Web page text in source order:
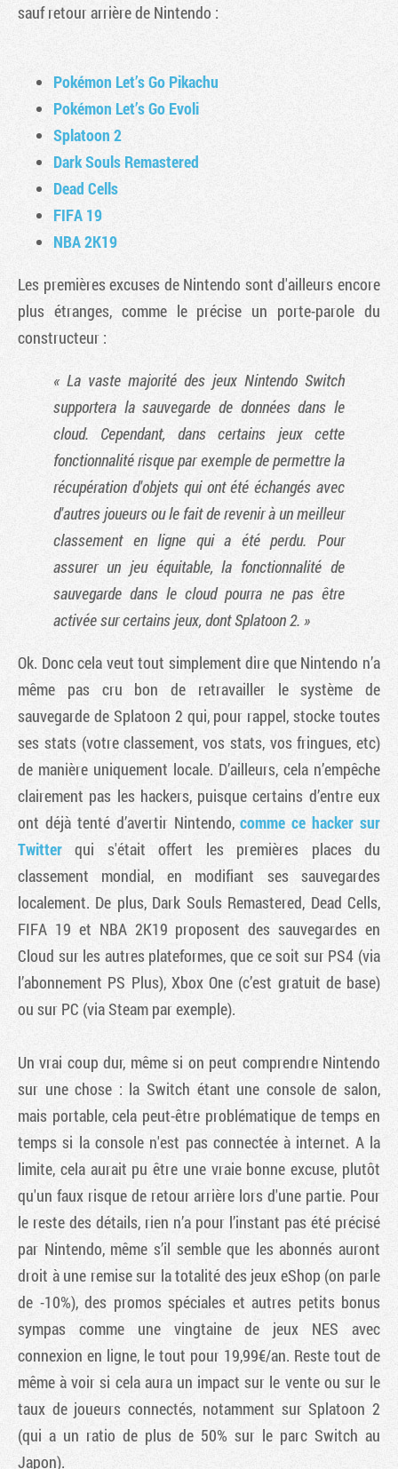
sauf retour arrière de Nintendo :
Pokémon Let’s Go Pikachu
Pokémon Let’s Go Evoli
Splatoon 2
Dark Souls Remastered
Dead Cells
FIFA 19
NBA 2K19
Les premières excuses de Nintendo sont d'ailleurs encore
plus étranges, comme le précise un porte-parole du
constructeur :
« La vaste majorité des jeux Nintendo Switch
supportera la sauvegarde de données dans le
cloud. Cependant, dans certains jeux cette
fonctionnalité risque par exemple de permettre la
récupération d'objets qui ont été échangés avec
d'autres joueurs ou le fait de revenir à un meilleur
classement en ligne qui a été perdu. Pour
assurer un jeu équitable, la fonctionnalité de
sauvegarde dans le cloud pourra ne pas être
activée sur certains jeux, dont Splatoon 2. »
Ok. Donc cela veut tout simplement dire que Nintendo n’a
même pas cru bon de retravailler le système de
sauvegarde de Splatoon 2 qui, pour rappel, stocke toutes
ses stats (votre classement, vos stats, vos fringues, etc)
de manière uniquement locale. D’ailleurs, cela n’empêche
clairement pas les hackers, puisque certains d’entre eux
ont déjà tenté d’avertir Nintendo,comme ce hacker sur
Twitter qui s'était offert les premières places du
classement mondial, en modifiant ses sauvegardes
localement. De plus, Dark Souls Remastered, Dead Cells,
FIFA 19 et NBA 2K19 proposent des sauvegardes en
Cloud sur les autres plateformes, que ce soit sur PS4 (via
l’abonnement PS Plus), Xbox One (c’est gratuit de base)
ou sur PC (via Steam par exemple).
Un vrai coup dur, même si on peut comprendre Nintendo
sur une chose : la Switch étant une console de salon,
mais portable, cela peut-être problématique de temps en
temps si la console n'est pas connectée à internet. A la
limite, cela aurait pu être une vraie bonne excuse, plutôt
qu'un faux risque de retour arrière lors d'une partie. Pour
le reste des détails, rien n’a pour l’instant pas été précisé
par Nintendo, même s’il semble que les abonnés auront
droit à une remise sur la totalité des jeux eShop (on parle
de -10%), des promos spéciales et autres petits bonus
sympas comme une vingtaine de jeux NES avec
connexion en ligne, le tout pour 19,99€/an. Reste tout de
même à voir si cela aura un impact sur le vente ou sur le
taux de joueurs connectés, notamment sur Splatoon 2
(qui a un ratio de plus de 50% sur le parc Switch au
Japon).